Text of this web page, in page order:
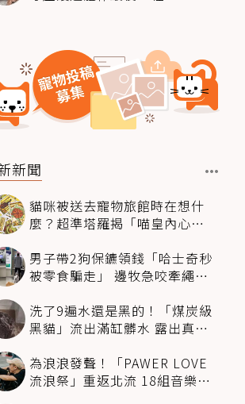
新聞
貓咪被送去寵物旅館時在想什
麼？超準塔羅揭「喵皇內心
男子帶2狗保鑣領錢「哈士奇秒
被零食騙走」 邊牧急咬牽繩拽
洗了9遍水還是黑的！「煤炭級
黑貓」流出滿缸髒水 露出真身
為浪浪發聲！「PAWER LOVE
流浪祭」重返北流 18組音樂人